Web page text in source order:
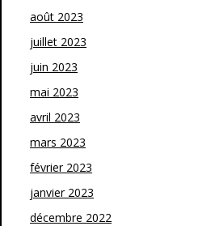
août 2023
juillet 2023
juin 2023
mai 2023
avril 2023
mars 2023
février 2023
janvier 2023
décembre 2022